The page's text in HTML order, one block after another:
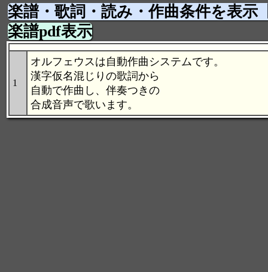
楽譜・歌詞・読み・作曲条件を表示
楽譜pdf表示
1
オルフェウスは自動作曲システムです。
漢字仮名混じりの歌詞から
自動で作曲し、伴奏つきの
合成音声で歌います。